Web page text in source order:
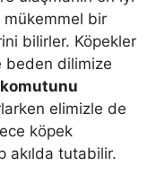
mükemmel bir
bilirler. Köpekler
beden dilimize
elimizle de
köpek
akılda tutabilir.